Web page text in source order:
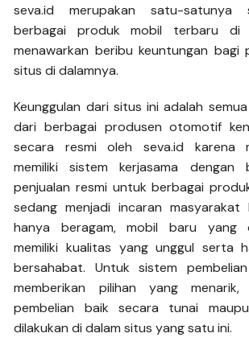
seva.id merupakan satu-satunya
berbagai produk mobil terbaru di
menawarkan beribu keuntungan bagi
situs di dalamnya.
Keunggulan dari situs ini adalah
dari berbagai produsen otomotif
secara resmi oleh seva.id karena
memiliki sistem kerjasama dengan
penjualan resmi untuk berbagai
sedang menjadi incaran masyarakat
hanya beragam, mobil baru yang
memiliki kualitas yang unggul serta
bersahabat. Untuk sistem
memberikan pilihan yang
pembelian baik secara tunai
dilakukan di dalam situs yang satu ini.